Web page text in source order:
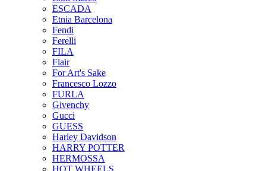
ESCADA
Etnia Barcelona
Fendi
Ferelli
FILA
Flair
For Art's Sake
Francesco Lozzo
FURLA
Givenchy
Gucci
GUESS
Harley Davidson
HARRY POTTER
HERMOSSA
HOT WHEELS